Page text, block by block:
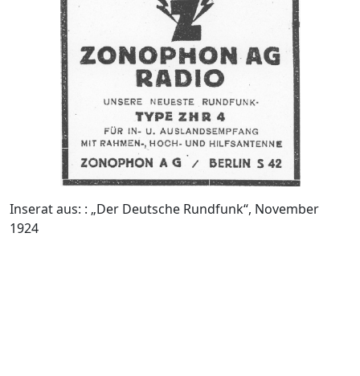
Inserat aus: : „Der Deutsche Rundfunk“, November
1924